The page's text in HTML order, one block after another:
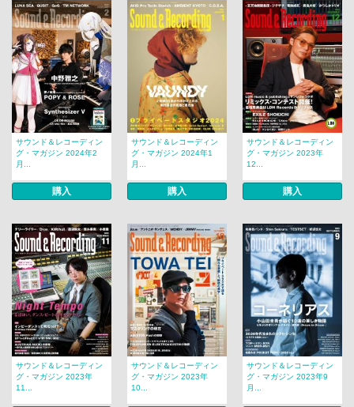
サウンド＆レコーディン
グ・マガジン 2024年2
月...
購入
サウンド＆レコーディン
グ・マガジン 2024年1
月...
購入
サウンド＆レコーディン
グ・マガジン 2023年
12...
購入
サウンド＆レコーディン
グ・マガジン 2023年
11...
サウンド＆レコーディン
グ・マガジン 2023年
10...
サウンド＆レコーディン
グ・マガジン 2023年9
月...